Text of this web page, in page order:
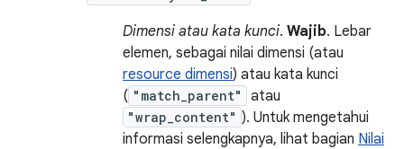
Dimensi atau kata kunci. Wajib. Lebar
elemen, sebagai nilai dimensi (atau
resource dimensi) atau kata kunci
( "match_parent" atau
"wrap_content" ). Untuk mengetahui
informasi selengkapnya, lihat bagian Nilai